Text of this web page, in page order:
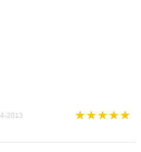
2013 ★★★★★